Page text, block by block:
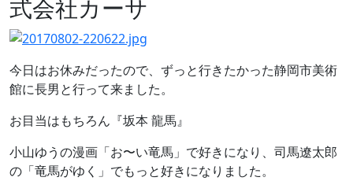
式会社カーサ
今日はお休みだったので、ずっと行きたかった静岡市美術
館に長男と行って来ました。
お目当はもちろん『坂本 龍馬』
小山ゆうの漫画「お〜い竜馬」で好きになり、司馬遼太郎
の「竜馬がゆく」でもっと好きになりました。